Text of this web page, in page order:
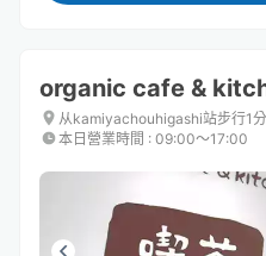
organic cafe &
从kamiyachouhigashi站步行1分
本日營業時間 : 09:00〜17:00